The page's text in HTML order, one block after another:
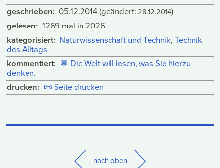
geschrieben: 05.12.2014(geändert: 28.12.2014)
gelesen: 1269 mal in 2026
kategorisiert: Naturwissenschaft und Technik, Technik
des Alltags
kommentiert: 💬 Die Welt will lesen, was Sie hierzu
denken.
drucken: 📜 Seite drucken
nach oben